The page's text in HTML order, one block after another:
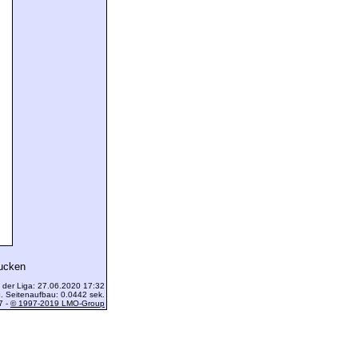
der Liga: 27.06.2020 17:32
Seitenaufbau: 0.0442 sek.
- © 1997-2019 LMO-Group